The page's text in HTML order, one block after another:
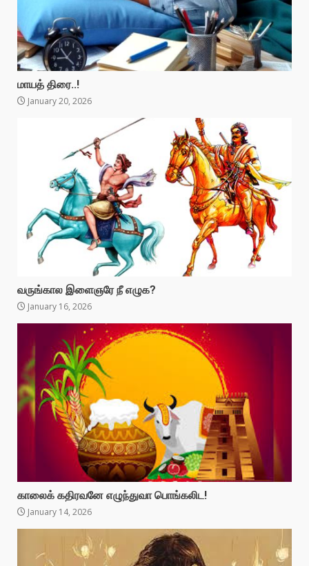
மாயத் திரை..!
January 20, 2026
வருங்கால இளைஞரே நீ எழுக?
January 16, 2026
காலைக் கதிரவனே எழுந்துவா பொங்கலிட!
January 14, 2026